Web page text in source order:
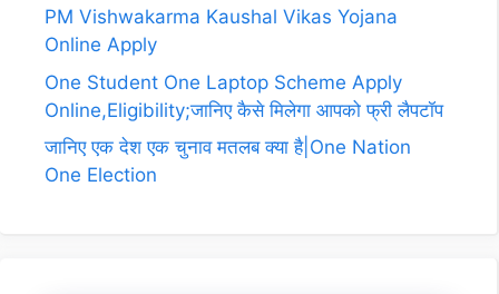
PM Vishwakarma Kaushal Vikas Yojana
Online Apply
One Student One Laptop Scheme Apply
Online,Eligibility;जानिए कैसे मिलेगा आपको फ्री लैपटॉप
जानिए एक देश एक चुनाव मतलब क्या है|One Nation
One Election